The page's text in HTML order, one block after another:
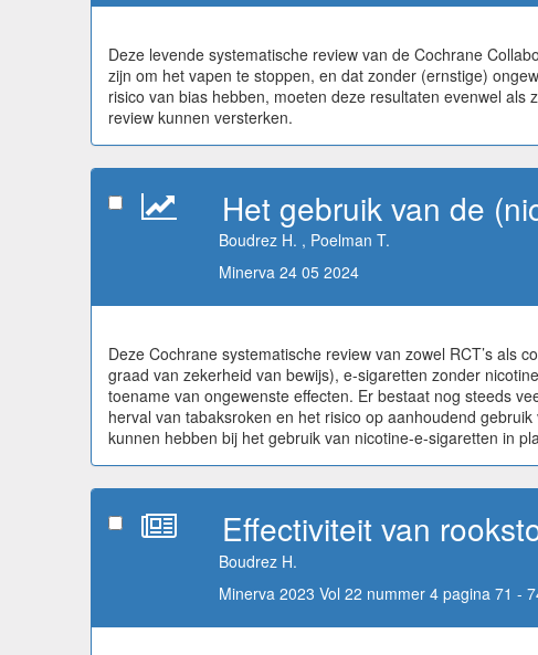
Deze levende systematische review van de Cochrane
zijn om het vapen te stoppen, en dat zonder (ernstige)
risico van bias hebben, moeten deze resultaten evenwel
review kunnen versterken.
Het gebruik van de
Boudrez H. , Poelman T.
Minerva 24 05 2024
Deze Cochrane systematische review van zowel RCT’s als
graad van zekerheid van bewijs), e-sigaretten zonder
toename van ongewenste effecten. Er bestaat nog steeds
herval van tabaksroken en het risico op aanhoudend
kunnen hebben bij het gebruik van nicotine-e-sigaretten in
Effectiviteit van
Boudrez H.
Minerva 2023 Vol 22 nummer 4 pagina 71 -